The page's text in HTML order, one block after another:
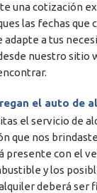
una cotización
las fechas
adapte a tus
nuestro sitio
el auto de
el servicio de
que nos
presente con el
y los
deberá ser